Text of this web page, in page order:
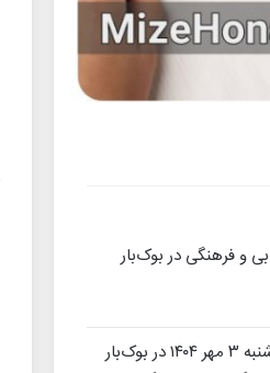
و فرهنگی در بوک‌بار
، مجموعه شعر «جغرافیای جنون» اثر پرشنگ صوفی‌زاده روز پنج شنبه ۳ مهر ۱۴۰۴ در بوک‌بار